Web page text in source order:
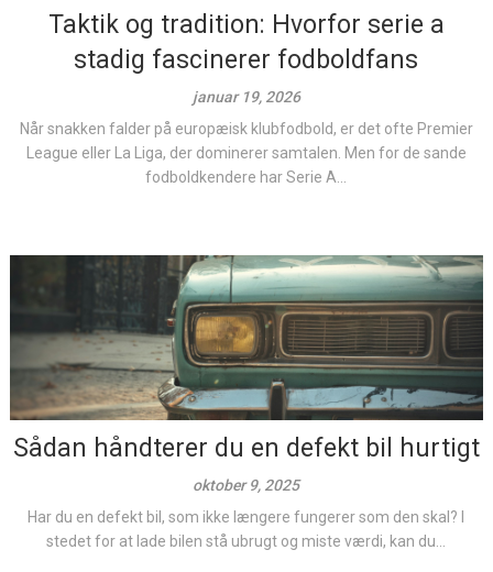
Taktik og tradition: Hvorfor serie a
stadig fascinerer fodboldfans
januar 19, 2026
Når snakken falder på europæisk klubfodbold, er det ofte Premier
League eller La Liga, der dominerer samtalen. Men for de sande
fodboldkendere har Serie A...
Sådan håndterer du en defekt bil hurtigt
oktober 9, 2025
Har du en defekt bil, som ikke længere fungerer som den skal? I
stedet for at lade bilen stå ubrugt og miste værdi, kan du...